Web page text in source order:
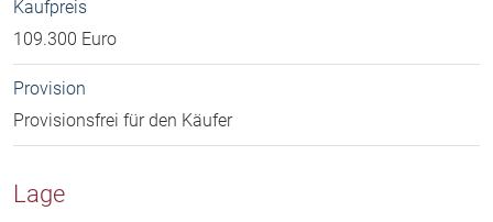
Kaufpreis
109.300 Euro
Provision
Provisionsfrei für den Käufer
Lage